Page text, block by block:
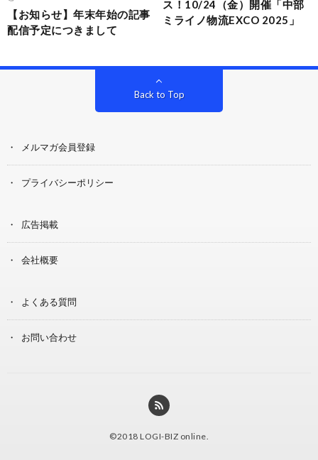
【お知らせ】年末年始の記事
配信予定につきまして
ス！10/24（金）開催「中部
ミライノ物流EXCO 2025」
Back to Top
メルマガ会員登録
プライバシーポリシー
広告掲載
会社概要
よくある質問
お問い合わせ
©2018 LOGI-BIZ online